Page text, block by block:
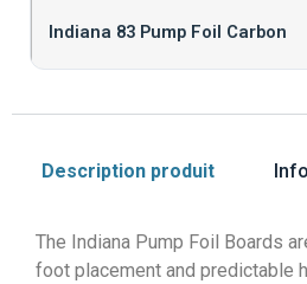
Indiana 83 Pump Foil Carbon
Description produit
The Indiana Pump Foil Boards
foot placement and predictable